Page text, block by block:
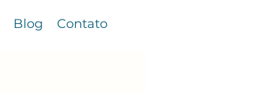
Blog Contato